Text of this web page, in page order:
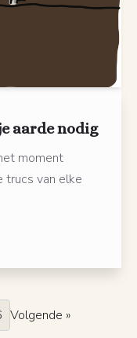
aarde nodig
moment
trucs van elke
Volgende »